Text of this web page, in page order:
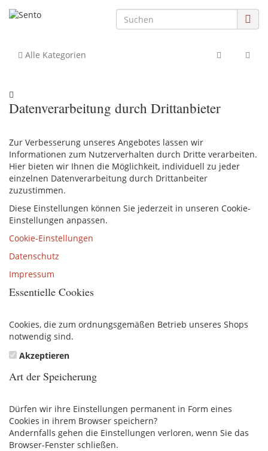
Alle Kategorien
Datenverarbeitung durch Drittanbieter
Zur Verbesserung unseres Angebotes lassen wir
Informationen zum Nutzerverhalten durch Dritte verarbeiten.
Hier bieten wir Ihnen die Möglichkeit, individuell zu jeder
einzelnen Datenverarbeitung durch Drittanbeiter
zuzustimmen.
Diese Einstellungen können Sie jederzeit in unseren Cookie-
Einstellungen anpassen.
Cookie-Einstellungen
Datenschutz
Impressum
Essentielle Cookies
Cookies, die zum ordnungsgemäßen Betrieb unseres Shops
notwendig sind.
Akzeptieren
Art der Speicherung
Dürfen wir ihre Einstellungen permanent in Form eines
Cookies in ihrem Browser speichern?
Andernfalls gehen die Einstellungen verloren, wenn Sie das
Browser-Fenster schließen.